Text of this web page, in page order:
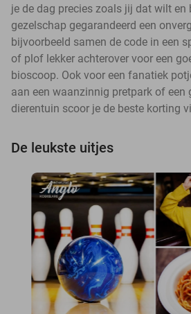
je de dag precies zoals jij dat wilt en
gezelschap gegarandeerd een
bijvoorbeeld samen de code in een
of plof lekker achterover voor een
bioscoop. Ook voor een fanatiek
aan een waanzinnig pretpark of een
dierentuin scoor je de beste korting
De leukste uitjes